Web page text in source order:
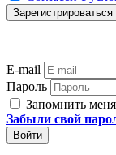
E-mail
Пароль
Запомнить меня
Забыли свой